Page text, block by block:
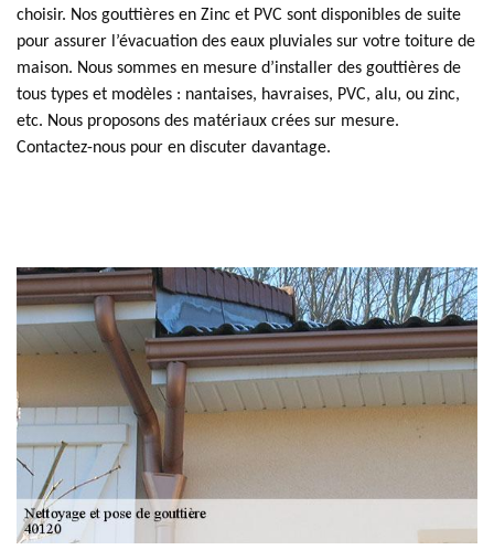
choisir. Nos gouttières en Zinc et PVC sont disponibles de suite
pour assurer l’évacuation des eaux pluviales sur votre toiture de
maison. Nous sommes en mesure d’installer des gouttières de
tous types et modèles : nantaises, havraises, PVC, alu, ou zinc,
etc. Nous proposons des matériaux crées sur mesure.
Contactez-nous pour en discuter davantage.